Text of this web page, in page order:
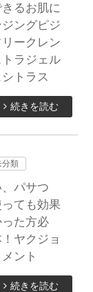
るお肌に
ングピジ
ークレン
ラジェル
トラス
続きを読む
分類
パサつ
ても効果
た方必
ヤクジョ
ント
続きを読む